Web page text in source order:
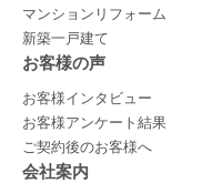
マンションリフォーム
新築一戸建て
お客様の声
お客様インタビュー
お客様アンケート結果
ご契約後のお客様へ
会社案内